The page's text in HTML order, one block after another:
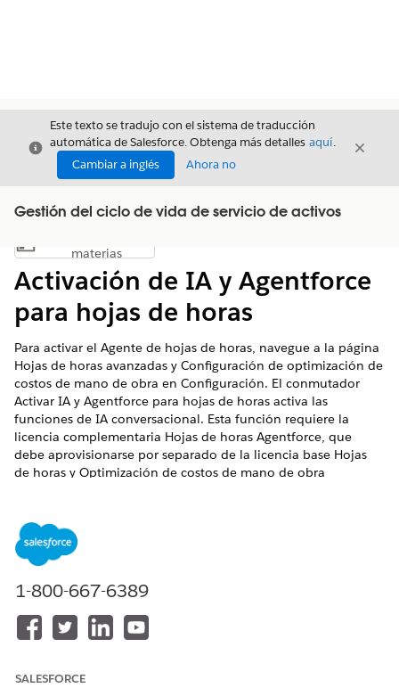
Cerrar
Este texto se tradujo con el sistema de traducción
automática de Salesforce. Obtenga más detalles aquí.
Cambiar a inglés
Ahora no
Cerrar
Gestión del ciclo de vida de servicio de activos
Mostrar índice de materias
materias
Activación de IA y Agentforce
para hojas de horas
Para activar el Agente de hojas de horas, navegue a la página
Hojas de horas avanzadas y Configuración de optimización de
costos de mano de obra en Configuración. El conmutador
Activar IA y Agentforce para hojas de horas activa las
funciones de IA conversacional. Esta función requiere la
licencia complementaria Hojas de horas Agentforce, que
debe aprovisionarse por separado de la licencia base Hojas
de horas y Optimización de costos de mano de obra
¿RESOLVIÓ ESTE ARTÍCULO SU PROBLEMA?
1-800-667-6389
SALESFORCE